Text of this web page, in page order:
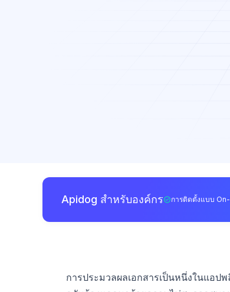
Apidog สำหรับองค์กร การติดตั้งแบบ
การประมวลผลเอกสารเป็นหนึ่งในแอป